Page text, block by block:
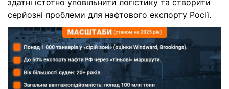
здатні істотно уповільнити логістику та створити
серйозні проблеми для нафтового експорту Росії.